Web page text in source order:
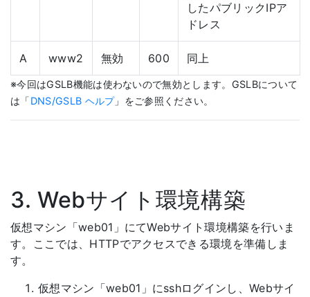
したパブリックIPア
ドレス
A www2 無効 600 同上
※今回はGSLB機能は使わないので無効とします。GSLBについて
は「DNS/GSLB ヘルプ」をご参照ください。
3. Webサイト環境構築
仮想マシン「web01」にてWebサイト環境構築を行いま
す。ここでは、HTTPでアクセスできる環境を準備しま
す。
仮想マシン「web01」にsshログインし、Webサイ